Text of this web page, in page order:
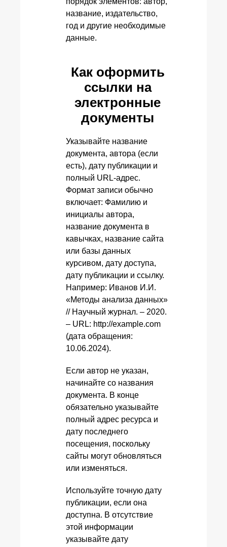
название, издательство,
год и другие необходимые
данные.
Как оформить
ссылки на
электронные
документы
Указывайте название
документа, автора (если
есть), дату публикации и
полный URL-адрес.
Формат записи обычно
включает: Фамилию и
инициалы автора,
название документа в
кавычках, название сайта
или базы данных
курсивом, дату доступа,
дату публикации и ссылку.
Например: Иванов И.И.
«Методы анализа данных»
// Научный журнал. – 2020.
– URL: http://example.com
(дата обращения:
10.06.2024).
Если автор не указан,
начинайте со названия
документа. В конце
обязательно указывайте
полный адрес ресурса и
дату последнего
посещения, поскольку
сайты могут обновляться
или изменяться.
Используйте точную дату
публикации, если она
доступна. В отсутствие
этой информации
указывайте дату